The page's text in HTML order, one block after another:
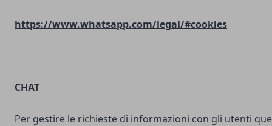
https://www.whatsapp.com/legal/#cookies
CHAT
Per gestire le richieste di informazioni con gli utenti